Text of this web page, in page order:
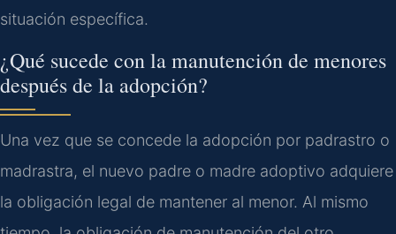
situación específica.
¿Qué sucede con la manutención de menores
después de la adopción?
Una vez que se concede la adopción por padrastro o
madrastra, el nuevo padre o madre adoptivo adquiere
la obligación legal de mantener al menor. Al mismo